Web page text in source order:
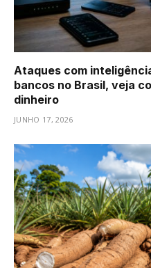
Ataques com
bancos no Brasil, veja
dinheiro
JUNHO 17, 2026